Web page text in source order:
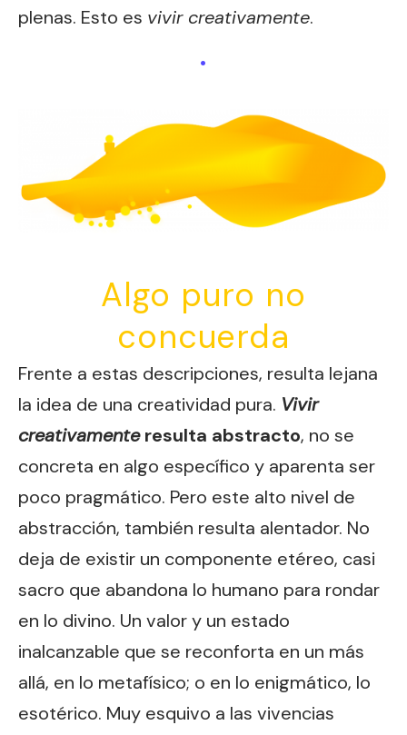
plenas. Esto es vivir creativamente.
.
Algo puro no
concuerda
Frente a estas descripciones, resulta lejana
la idea de una creatividad pura. Vivir
creativamenteresulta abstracto, no se
concreta en algo específico y aparenta ser
poco pragmático. Pero este alto nivel de
abstracción, también resulta alentador. No
deja de existir un componente etéreo, casi
sacro que abandona lo humano para rondar
en lo divino. Un valor y un estado
inalcanzable que se reconforta en un más
allá, en lo metafísico; o en lo enigmático, lo
esotérico. Muy esquivo a las vivencias